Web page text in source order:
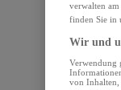
verwalten
finden Sie in
Wir und
Verwendung
von Inhalten,